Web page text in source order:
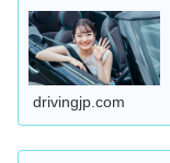
drivingjp.com